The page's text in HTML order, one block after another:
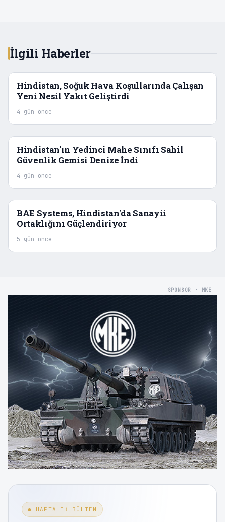
İlgili Haberler
Hindistan, Soğuk Hava Koşullarında Çalışan
Yeni Nesil Yakıt Geliştirdi
4 gün önce
Hindistan'ın Yedinci Mahe Sınıfı Sahil
Güvenlik Gemisi Denize İndi
4 gün önce
BAE Systems, Hindistan'da Sanayii
Ortaklığını Güçlendiriyor
5 gün önce
SPONSOR · MKE
● HAFTALIK BÜLTEN